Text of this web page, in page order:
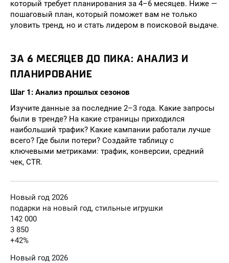
который требует планирования за 4–6 месяцев. Ниже —
пошаговый план, который поможет вам не только
уловить тренд, но и стать лидером в поисковой выдаче.
ЗА 6 МЕСЯЦЕВ ДО ПИКА: АНАЛИЗ И
ПЛАНИРОВАНИЕ
Шаг 1: Анализ прошлых сезонов
Изучите данные за последние 2–3 года. Какие запросы
были в тренде? На какие страницы приходился
наибольший трафик? Какие кампании работали лучше
всего? Где были потери? Создайте таблицу с
ключевыми метриками: трафик, конверсии, средний
чек, CTR.
Новый год 2026
подарки на новый год, стильные игрушки
142 000
3 850
+42%
Новый год 2026